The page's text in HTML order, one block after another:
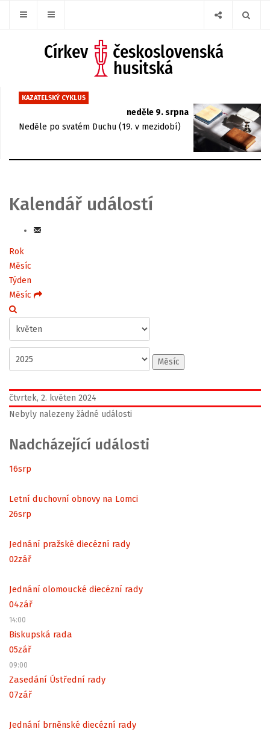
KAZATELSKÝ CYKLUS
neděle 9. srpna
Neděle po svatém Duchu (19. v mezidobí)
Kalendář událostí
Rok
Měsíc
Týden
Měsíc
Měsíc
čtvrtek, 2. květen 2024
Nebyly nalezeny žádné události
Nadcházející události
16srp
Letní duchovní obnovy na Lomci
26srp
Jednání pražské diecézní rady
02zář
Jednání olomoucké diecézní rady
04zář
14:00
Biskupská rada
05zář
09:00
Zasedání Ústřední rady
07zář
Jednání brněnské diecézní rady